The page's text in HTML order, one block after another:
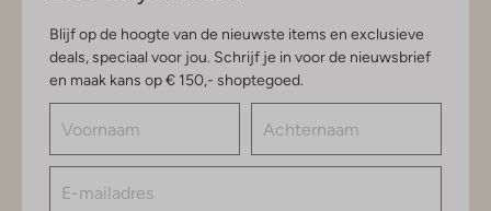
Blijf op de hoogte van de nieuwste items en exclusieve
deals, speciaal voor jou. Schrijf je in voor de nieuwsbrief
en maak kans op € 150,- shoptegoed.